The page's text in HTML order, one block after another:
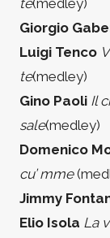
te(medley)
Giorgio
Luigi Tenco
te(medley)
Gino Paoli Il
sale(medley)
Domenico
cu’ mme
Jimmy
Elio Isola La